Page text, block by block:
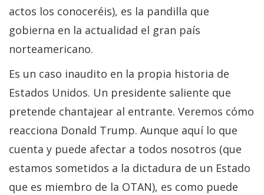
actos los conoceréis), es la pandilla que
gobierna en la actualidad el gran país
norteamericano.
Es un caso inaudito en la propia historia de
Estados Unidos. Un presidente saliente que
pretende chantajear al entrante. Veremos cómo
reacciona Donald Trump. Aunque aquí lo que
cuenta y puede afectar a todos nosotros (que
estamos sometidos a la dictadura de un Estado
que es miembro de la OTAN), es como puede